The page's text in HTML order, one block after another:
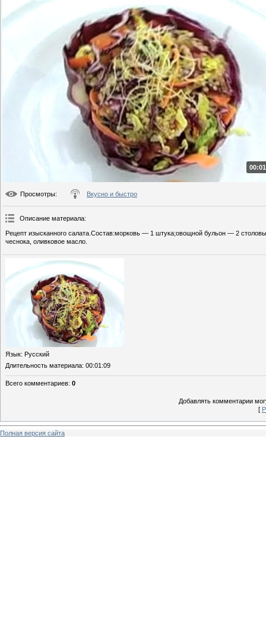
Просмотры: Вкусно и быстро
Описание материала:
Рецепт изысканного салата.Состав:морковь — 1 штука;овощной бульон — 2
чеснока, оливковое масло.
Язык: Русский
Длительность материала: 00:01:09
Всего комментариев: 0
Добавлять комментарии
[
Полная версия сайта